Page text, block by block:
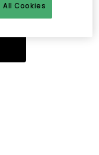
navigieren.
Cookies